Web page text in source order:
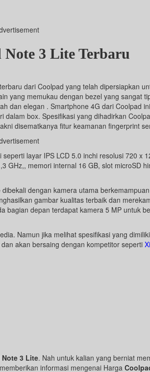
3 Lite Terbaru
dari Coolpad yang telah dipersiapkan
yang memukau dengan bezel yang sangat
dan elegan . Smartphone 4G dari Coolpad
dalam box. Spesifikasi yang dihadirkan
disematkanya fitur keamanan fingerprint
layar IPS LCD 5.0 inchi resolusi 720 x
GHz,, memori internal 16 GB, slot microSD
dibekali dengan kamera utama
gambar kualitas terbaik dan
bagian depan terdapat kamera 5 MP untuk
Namun jika melihat spesifikasi yang
akan bersaing dengan kompetitor seperti
3 Lite. Nah untuk kalian yang berniat
informasi mengenai Harga